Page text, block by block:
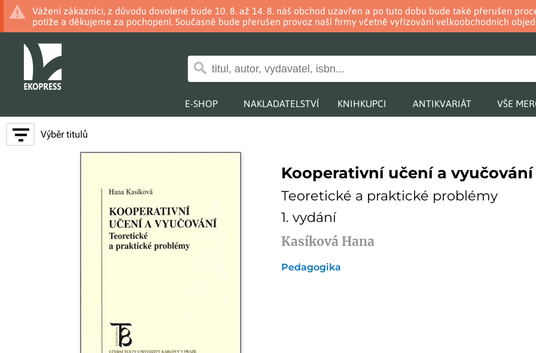
Vážení zákazníci, z důvodu dovolené bude 10. 8. až 14. 8. náš obchod uzavřen a po tuto dobu bude také přerušen
potíže a děkujeme za pochopení. Současně bude přerušen provoz naší firmy včetně vyřizování velkoobchodních
E-SHOP NAKLADATELSTVÍ KNIHKUPCI ANTIKVARIÁT VŠE
Výběr titulů
Kooperativní učení a vyučování
Teoretické a praktické problémy
1. vydání
Kasíková Hana
Pedagogika